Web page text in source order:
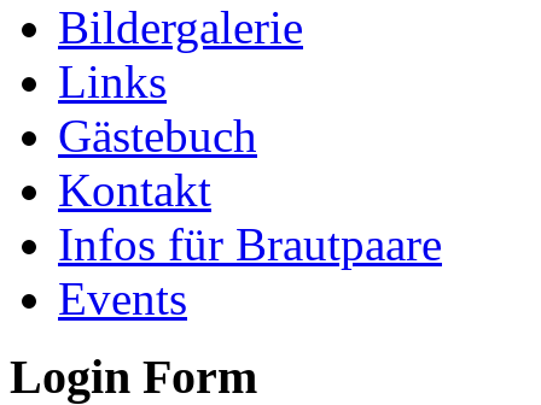
Bildergalerie
Links
Gästebuch
Kontakt
Infos für Brautpaare
Events
Login Form